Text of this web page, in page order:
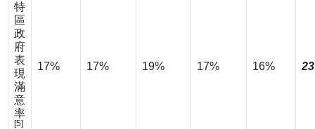
特
區
政
府
表
現
滿
意
率
[5]
17% 17% 19% 17% 16%